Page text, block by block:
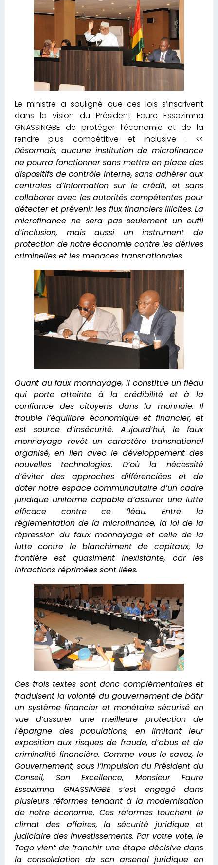
Le ministre a souligné que ces lois s’inscrivent
dans la vision du Président Faure Essozimna
GNASSINGBE de protéger l’économie et de la
rendre plus compétitive et inclusive : <<
Désormais, aucune institution de microfinance
ne pourra fonctionner sans mettre en place des
dispositifs de contrôle interne, sans adhérer aux
centrales d’information sur le crédit, et sans
collaborer avec les autorités compétentes pour
détecter et prévenir les flux financiers illicites. La
microfinance ne sera pas seulement un outil
d’inclusion, mais aussi un instrument de
protection de notre économie contre les dérives
criminelles et les menaces transnationales.
Quant au faux monnayage, il constitue un fléau
qui porte atteinte à la crédibilité et à la
confiance des citoyens dans la monnaie. Il
trouble l’équilibre économique et financier, et
est source d’insécurité. Aujourd’hui, le faux
monnayage revêt un caractère transnational
organisé, en lien avec le développement des
nouvelles technologies. D’où la nécessité
d’éviter des approches différenciées et de
doter notre espace communautaire d’un cadre
juridique uniforme capable d’assurer une lutte
efficace contre ce fléau. Entre la
réglementation de la microfinance, la loi de la
répression du faux monnayage et celle de la
lutte contre le blanchiment de capitaux, la
frontière est quasiment inexistante, car les
infractions réprimées sont liées.
Ces trois textes sont donc complémentaires et
traduisent la volonté du gouvernement de bâtir
un système financier et monétaire sécurisé en
vue d’assurer une meilleure protection de
l’épargne des populations, en limitant leur
exposition aux risques de fraude, d’abus et de
criminalité financière. Comme vous le savez, le
Gouvernement, sous l’impulsion du Président du
Conseil, Son Excellence, Monsieur Faure
Essozimna GNASSINGBE s’est engagé dans
plusieurs réformes tendant à la modernisation
de notre économie. Ces réformes touchent le
climat des affaires, la sécurité juridique et
judiciaire des investissements. Par votre vote, le
Togo vient de franchir une étape décisive dans
la consolidation de son arsenal juridique en